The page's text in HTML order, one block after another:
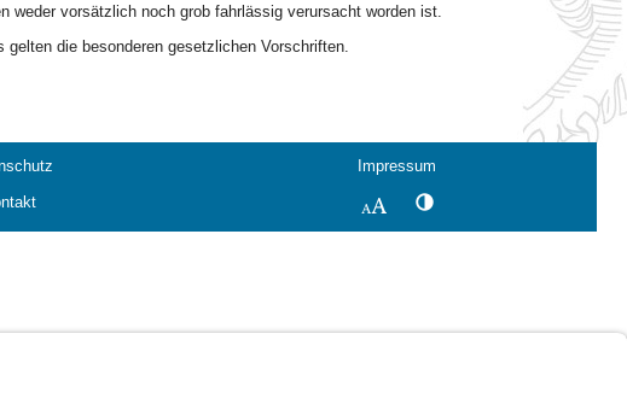
weder vorsätzlich noch grob fahrlässig verursacht worden ist.
die besonderen gesetzlichen Vorschriften.
Impressum
SchriftgrößeKontrastwechsel